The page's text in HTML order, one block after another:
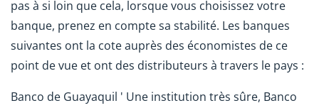
pas à si loin que cela, lorsque vous choisissez votre
banque, prenez en compte sa stabilité. Les banques
suivantes ont la cote auprès des économistes de ce
point de vue et ont des distributeurs à travers le pays :
Banco de Guayaquil ' Une institution très sûre, Banco